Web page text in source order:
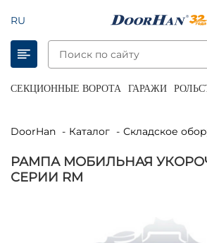
RU
СЕКЦИОННЫЕ ВОРОТА ГАРАЖИ
DoorHan Каталог Складское
РАМПА МОБИЛЬНАЯ
СЕРИИ RM